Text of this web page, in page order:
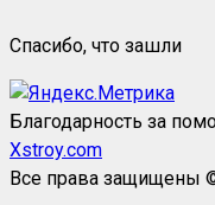
Спасибо, что зашли
Благодарность за
Xstroy.com
Все права защищены